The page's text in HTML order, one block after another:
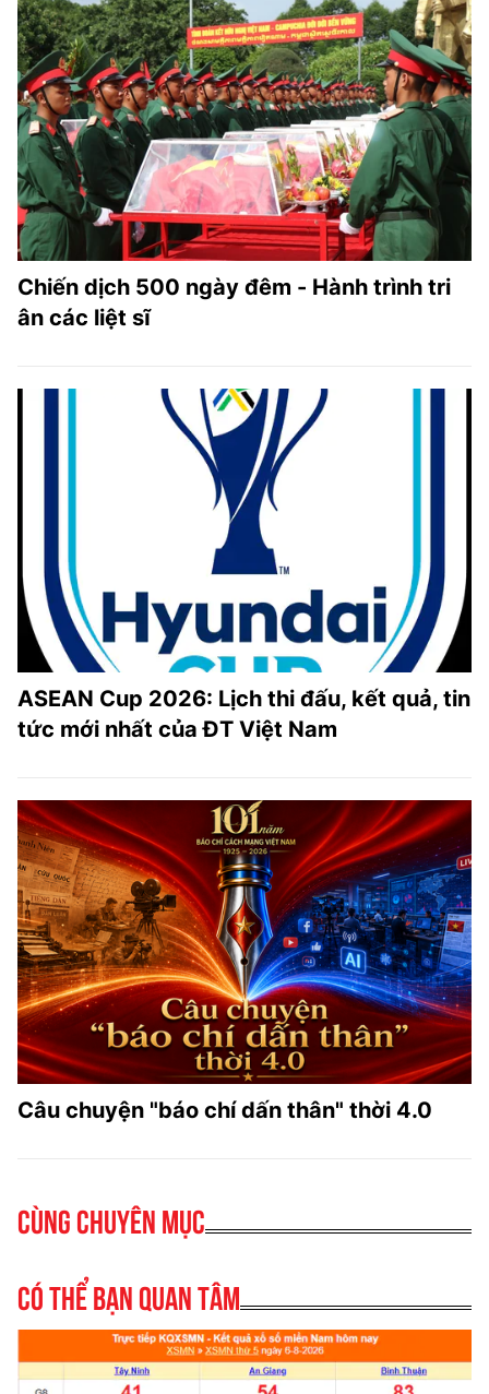
Chiến dịch 500 ngày đêm - Hành trình tri
ân các liệt sĩ
ASEAN Cup 2026: Lịch thi đấu, kết quả, tin
tức mới nhất của ĐT Việt Nam
Câu chuyện "báo chí dấn thân" thời 4.0
Cùng chuyên mục
Có thể bạn quan tâm